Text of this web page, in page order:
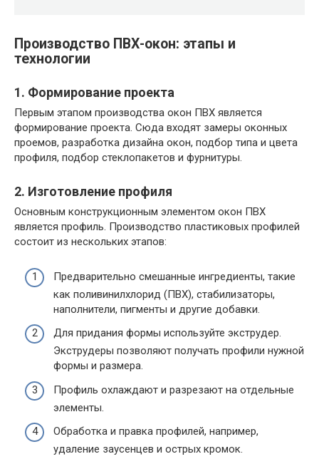
Производство ПВХ-окон: этапы и
технологии
1. Формирование проекта
Первым этапом производства окон ПВХ является
формирование проекта. Сюда входят замеры оконных
проемов, разработка дизайна окон, подбор типа и цвета
профиля, подбор стеклопакетов и фурнитуры.
2. Изготовление профиля
Основным конструкционным элементом окон ПВХ
является профиль. Производство пластиковых профилей
состоит из нескольких этапов:
Предварительно смешанные ингредиенты, такие
как поливинилхлорид (ПВХ), стабилизаторы,
наполнители, пигменты и другие добавки.
Для придания формы используйте экструдер.
Экструдеры позволяют получать профили нужной
формы и размера.
Профиль охлаждают и разрезают на отдельные
элементы.
Обработка и правка профилей, например,
удаление заусенцев и острых кромок.